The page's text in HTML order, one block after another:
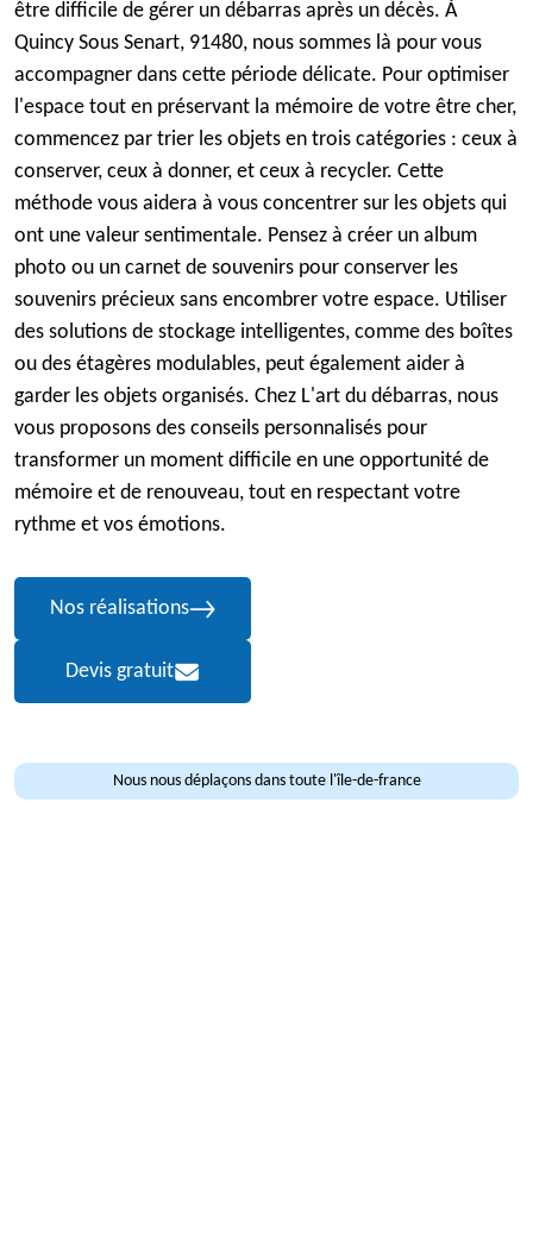
être difficile de gérer un débarras après un décès. À
Quincy Sous Senart, 91480, nous sommes là pour vous
accompagner dans cette période délicate. Pour optimiser
l'espace tout en préservant la mémoire de votre être cher,
commencez par trier les objets en trois catégories : ceux à
conserver, ceux à donner, et ceux à recycler. Cette
méthode vous aidera à vous concentrer sur les objets qui
ont une valeur sentimentale. Pensez à créer un album
photo ou un carnet de souvenirs pour conserver les
souvenirs précieux sans encombrer votre espace. Utiliser
des solutions de stockage intelligentes, comme des boîtes
ou des étagères modulables, peut également aider à
garder les objets organisés. Chez L'art du débarras, nous
vous proposons des conseils personnalisés pour
transformer un moment difficile en une opportunité de
mémoire et de renouveau, tout en respectant votre
rythme et vos émotions.
Nos réalisations
Devis gratuit
Nous nous déplaçons dans toute l'île-de-france